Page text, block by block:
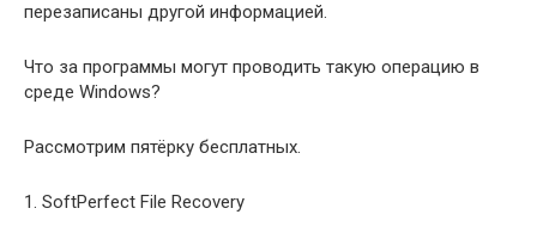
перезаписаны другой информацией.
Что за программы могут проводить такую операцию в
среде Windows?
Рассмотрим пятёрку бесплатных.
1. SoftPerfect File Recovery